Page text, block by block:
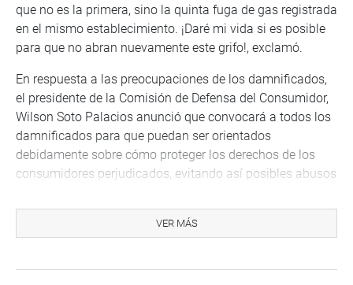
que no es la primera, sino la quinta fuga de gas registrada
en el mismo establecimiento. ¡Daré mi vida si es posible
para que no abran nuevamente este grifo!, exclamó.
En respuesta a las preocupaciones de los damnificados,
el presidente de la Comisión de Defensa del Consumidor,
Wilson Soto Palacios anunció que convocará a todos los
damnificados para que puedan ser orientados
debidamente sobre cómo proteger los derechos de los
consumidores perjudicados, evitando así posibles abusos
presionando a firmar documentos y aceptar montos
ínfimos, renunciando a sus derechos de reclamar por
VER MÁS